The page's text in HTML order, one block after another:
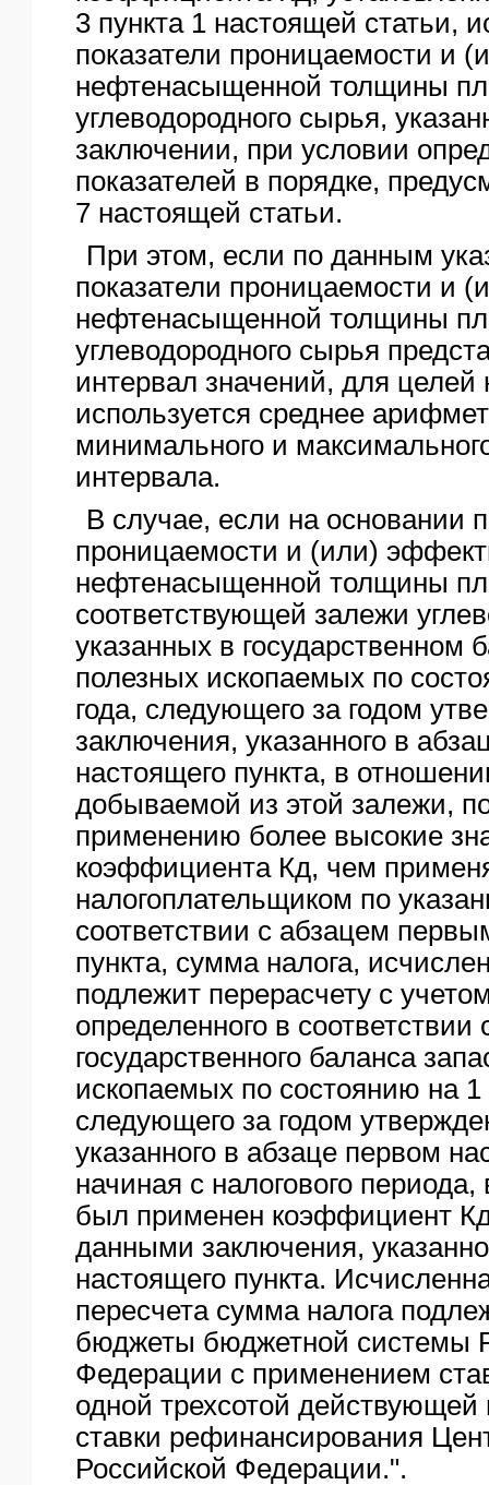
3 пункта 1 настоящей статьи,
показатели проницаемости и
нефтенасыщенной толщины
углеводородного сырья,
заключении, при условии
показателей в порядке,
7 настоящей статьи.
При этом, если по данным
показатели проницаемости и
нефтенасыщенной толщины
углеводородного сырья
интервал значений, для целей
используется среднее
минимального и
интервала.
В случае, если на основании
проницаемости и (или)
нефтенасыщенной толщины
соответствующей залежи
указанных в государственном
полезных ископаемых по
года, следующего за годом
заключения, указанного в
настоящего пункта, в
добываемой из этой залежи,
применению более высокие
коэффициента Кд, чем
налогоплательщиком по
соответствии с абзацем
пункта, сумма налога,
подлежит перерасчету с
определенного в
государственного баланса
ископаемых по состоянию на 1
следующего за годом
указанного в абзаце первом
начиная с налогового
был применен коэффициент Кд
данными заключения,
настоящего пункта.
пересчета сумма налога
бюджеты бюджетной системы
Федерации с применением
одной трехсотой действующей
ставки рефинансирования
Российской Федерации.".